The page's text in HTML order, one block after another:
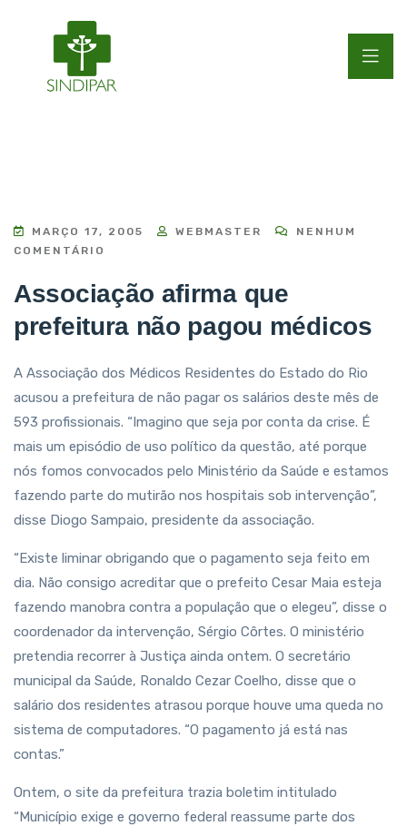
MARÇO 17, 2005 WEBMASTER
NENHUM
COMENTÁRIO
Associação afirma que
prefeitura não pagou médicos
A Associação dos Médicos Residentes do Estado do Rio
acusou a prefeitura de não pagar os salários deste mês de
593 profissionais. “Imagino que seja por conta da crise. É
mais um episódio de uso político da questão, até porque
nós fomos convocados pelo Ministério da Saúde e estamos
fazendo parte do mutirão nos hospitais sob intervenção”,
disse Diogo Sampaio, presidente da associação.
“Existe liminar obrigando que o pagamento seja feito em
dia. Não consigo acreditar que o prefeito Cesar Maia esteja
fazendo manobra contra a população que o elegeu”, disse o
coordenador da intervenção, Sérgio Côrtes. O ministério
pretendia recorrer à Justiça ainda ontem. O secretário
municipal da Saúde, Ronaldo Cezar Coelho, disse que o
salário dos residentes atrasou porque houve uma queda no
sistema de computadores. “O pagamento já está nas
contas.”
Ontem, o site da prefeitura trazia boletim intitulado
“Município exige e governo federal reassume parte dos